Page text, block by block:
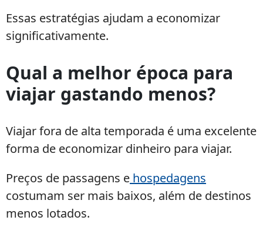
Essas estratégias ajudam a economizar
significativamente.
Qual a melhor época para
viajar gastando menos?
Viajar fora de alta temporada é uma excelente
forma de economizar dinheiro para viajar.
Preços de passagens e hospedagens
costumam ser mais baixos, além de destinos
menos lotados.